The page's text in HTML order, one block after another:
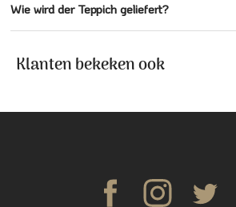
Wie wird der Teppich geliefert?
Klanten bekeken ook